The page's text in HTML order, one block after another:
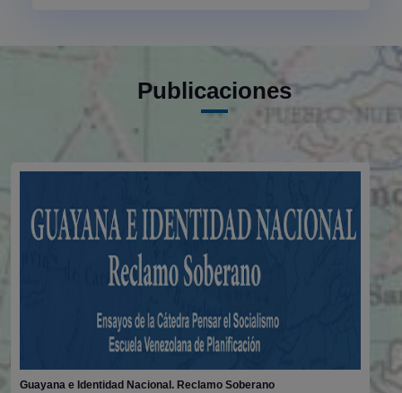
Publicaciones
Guayana e Identidad Nacional. Reclamo Soberano